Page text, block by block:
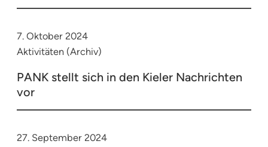
7. Oktober 2024
Aktivitäten (Archiv)
PANK stellt sich in den Kieler Nachrichten
vor
27. September 2024